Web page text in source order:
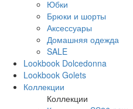
Юбки
Брюки и шорты
Аксессуары
Домашняя одежда
SALE
Lookbook Dolcedonna
Lookbook Golets
Коллекции
Коллекции